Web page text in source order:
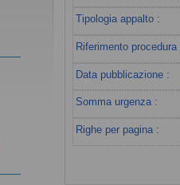
Tipologia appalto :
Riferimento procedura
Data pubblicazione :
Somma urgenza :
Righe per pagina :